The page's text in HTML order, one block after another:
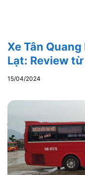
Xe Tân
Lạt: Review
15/04/2024